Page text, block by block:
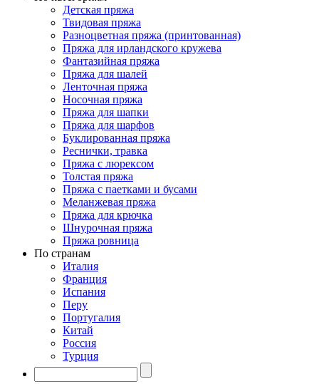
Детская пряжа
Твидовая пряжа
Разноцветная пряжа (принтованная)
Пряжа для ирландского кружева
Фантазийная пряжа
Пряжа для шалей
Ленточная пряжа
Носочная пряжа
Пряжа для шапки
Пряжа для шарфов
Буклированная пряжа
Реснички, травка
Пряжа с люрексом
Толстая пряжа
Пряжа с паетками и бусами
Меланжевая пряжа
Пряжа для крючка
Шнурочная пряжа
Пряжа ровница
По странам
Италия
Франция
Испания
Перу
Португалия
Китай
Россия
Турция